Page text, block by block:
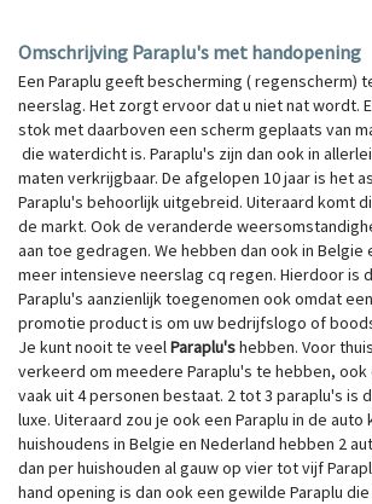
Omschrijving Paraplu's met handopening
Een Paraplu geeft bescherming ( regenscherm)
neerslag. Het zorgt ervoor dat u niet nat wordt.
stok met daarboven een scherm geplaats van
die waterdicht is. Paraplu's zijn dan ook in
maten verkrijgbaar. De afgelopen 10 jaar is het
Paraplu's behoorlijk uitgebreid. Uiteraard komt
de markt. Ook de veranderde
aan toe gedragen. We hebben dan ook in Belgie
meer intensieve neerslag cq regen. Hierdoor is
Paraplu's aanzienlijk toegenomen ook omdat
promotie product is om uw bedrijfslogo of
Je kunt nooit te veel Paraplu'shebben. Voor
verkeerd om meedere Paraplu's te hebben, ook
vaak uit 4 personen bestaat. 2 tot 3 paraplu's is
luxe. Uiteraard zou je ook een Paraplu in de auto
huishoudens in Belgie en Nederland hebben 2
dan per huishouden al gauw op vier tot vijf
hand opening is dan ook een gewilde Paraplu